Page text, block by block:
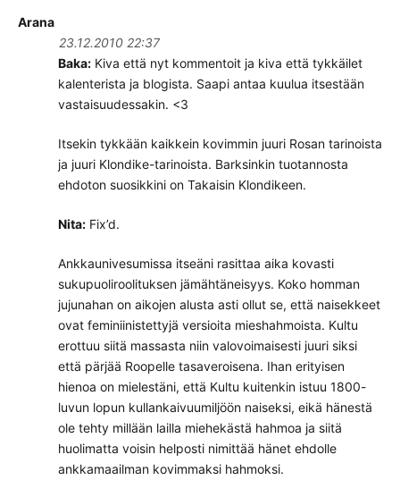
Arana
23.12.2010 22:37
Baka: Kiva että nyt kommentoit ja kiva että tykkäilet
kalenterista ja blogista. Saapi antaa kuulua itsestään
vastaisuudessakin. <3
Itsekin tykkään kaikkein kovimmin juuri Rosan tarinoista
ja juuri Klondike-tarinoista. Barksinkin tuotannosta
ehdoton suosikkini on Takaisin Klondikeen.
Nita: Fix’d.
Ankkaunivesumissa itseäni rasittaa aika kovasti
sukupuoliroolituksen jämähtäneisyys. Koko homman
jujunahan on aikojen alusta asti ollut se, että naisekkeet
ovat feminiinistettyjä versioita mieshahmoista. Kultu
erottuu siitä massasta niin valovoimaisesti juuri siksi
että pärjää Roopelle tasaveroisena. Ihan erityisen
hienoa on mielestäni, että Kultu kuitenkin istuu 1800-
luvun lopun kullankaivuumiljöön naiseksi, eikä hänestä
ole tehty millään lailla miehekästä hahmoa ja siitä
huolimatta voisin helposti nimittää hänet ehdolle
ankkamaailman kovimmaksi hahmoksi.